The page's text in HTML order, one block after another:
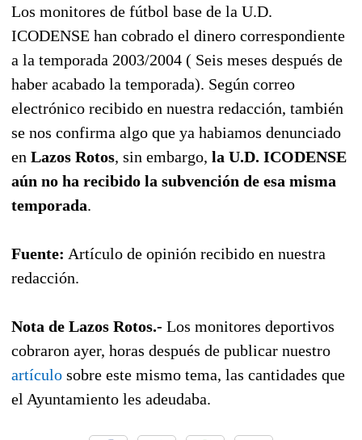
Los monitores de fútbol base de la U.D.
ICODENSE han cobrado el dinero correspondiente
a la temporada 2003/2004 ( Seis meses después de
haber acabado la temporada). Según correo
electrónico recibido en nuestra redacción, también
se nos confirma algo que ya habiamos denunciado
en Lazos Rotos, sin embargo, la U.D. ICODENSE
aún no ha recibido la subvención de esa misma
temporada.
Fuente: Artículo de opinión recibido en nuestra
redacción.
Nota de Lazos Rotos.- Los monitores deportivos
cobraron ayer, horas después de publicar nuestro
artículo sobre este mismo tema, las cantidades que
el Ayuntamiento les adeudaba.